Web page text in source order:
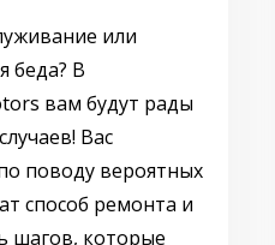
или
беда? В
вам будут рады
Вас
поводу вероятных
способ ремонта и
шагов, которые